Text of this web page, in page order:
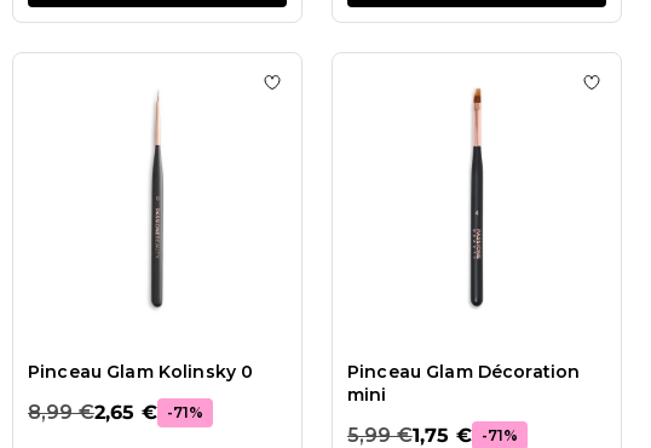
à la liste de souhaits Pinceau Glam Kolinsky 2
Pinceau Glam Kolinsky 0
8,99 €2,65 € -71%
Ajouter à la liste de souhaits Pinceau Glam
Pinceau Glam Décoration
mini
5,99 €1,75 € -71%